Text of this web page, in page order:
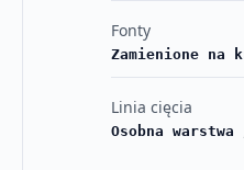
Fonty
Zamienione na
Linia cięcia
Osobna